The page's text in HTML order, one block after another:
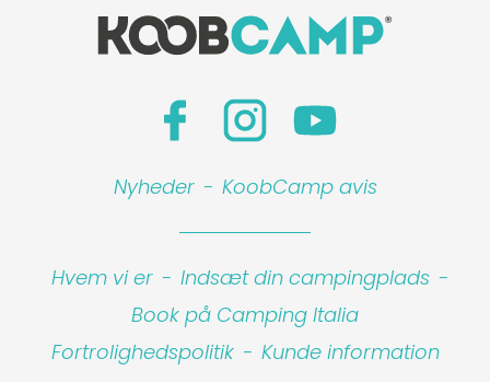
Nyheder - KoobCamp avis
Hvem vi er - Indsæt din campingplads -
Book på Camping Italia
Fortrolighedspolitik - Kunde information